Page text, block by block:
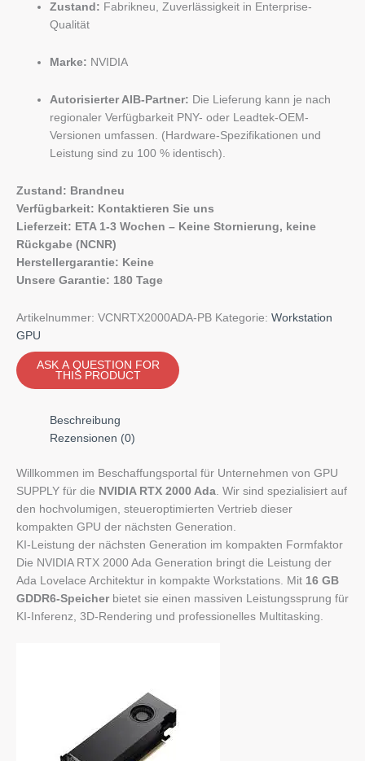
Zustand: Fabrikneu, Zuverlässigkeit in Enterprise-
Qualität
Marke: NVIDIA
Autorisierter AIB-Partner: Die Lieferung kann je nach
regionaler Verfügbarkeit PNY- oder Leadtek-OEM-
Versionen umfassen. (Hardware-Spezifikationen und
Leistung sind zu 100 % identisch).
Zustand: Brandneu
Verfügbarkeit: Kontaktieren Sie uns
Lieferzeit: ETA 1-3 Wochen – Keine Stornierung, keine
Rückgabe (NCNR)
Herstellergarantie: Keine
Unsere Garantie: 180 Tage
Artikelnummer: VCNRTX2000ADA-PB Kategorie: Workstation
GPU
Beschreibung
Rezensionen (0)
Willkommen im Beschaffungsportal für Unternehmen von GPU
SUPPLY für die NVIDIA RTX 2000 Ada . Wir sind spezialisiert auf
den hochvolumigen, steueroptimierten Vertrieb dieser
kompakten GPU der nächsten Generation.
KI-Leistung der nächsten Generation im kompakten Formfaktor
Die NVIDIA RTX 2000 Ada Generation bringt die Leistung der
Ada Lovelace Architektur in kompakte Workstations. Mit 16 GB
GDDR6-Speicherbietet sie einen massiven Leistungssprung für
KI-Inferenz, 3D-Rendering und professionelles Multitasking.